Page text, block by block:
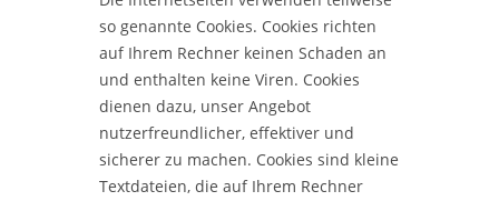
so genannte Cookies. Cookies richten
auf Ihrem Rechner keinen Schaden an
und enthalten keine Viren. Cookies
dienen dazu, unser Angebot
nutzerfreundlicher, effektiver und
sicherer zu machen. Cookies sind kleine
Textdateien, die auf Ihrem Rechner